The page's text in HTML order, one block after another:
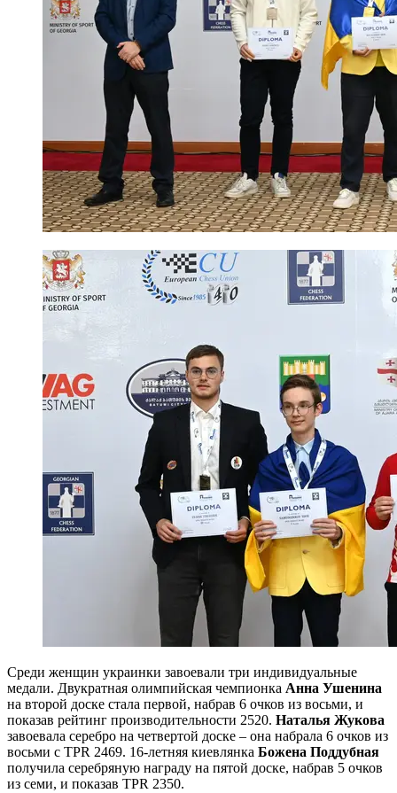
Среди женщин украинки завоевали три индивидуальные
медали. Двукратная олимпийская чемпионка Анна Ушенина
на второй доске стала первой, набрав 6 очков из восьми, и
показав рейтинг производительности 2520. Наталья Жукова
завоевала серебро на четвертой доске – она набрала 6 очков из
восьми с TPR 2469. 16-летняя киевлянка Божена Поддубная
получила серебряную награду на пятой доске, набрав 5 очков
из семи, и показав TPR 2350.